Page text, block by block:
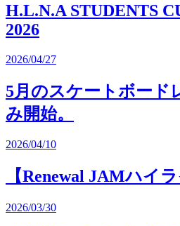
H.L.N.A STUDENTS
2026
2026/04/27
5月のスケートボード
み開始。
2026/04/10
【Renewal JAMハイ
2026/03/30